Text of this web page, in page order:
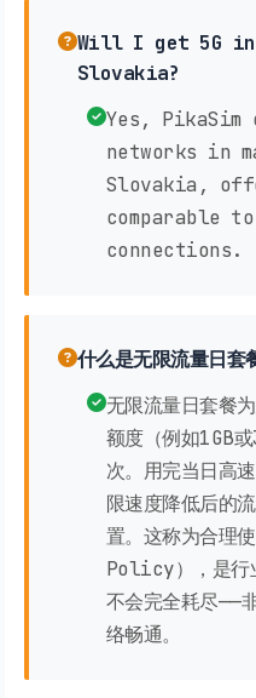
Will I get 5G
Slovakia?
Yes,
networks in
Slovakia,
comparable
connections.
什么是无限流量日套
无限流量日套餐
额度（例如1GB
次。用完当日高
限速度降低后的
置。这称为合理
Policy），是行
不会完全耗尽——
络畅通。